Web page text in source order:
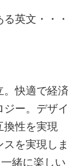
英文・・・
。快適で経済
ー。デザイ
換性を実現
を実現しま
緒に楽しい